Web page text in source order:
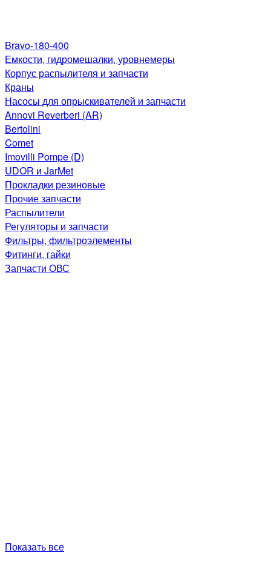
Bravo-180-400
Емкости, гидромешалки, уровнемеры
Корпус распылителя и запчасти
Краны
Насосы для опрыскивателей и запчасти
Annovi Reverberi (AR)
Bertolini
Comet
Imovilli Pompe (D)
UDOR и JarMet
Прокладки резиновые
Прочие запчасти
Распылители
Регуляторы и запчасти
Фильтры, фильтроэлементы
Фитинги, гайки
Запчасти ОВС
Показать все